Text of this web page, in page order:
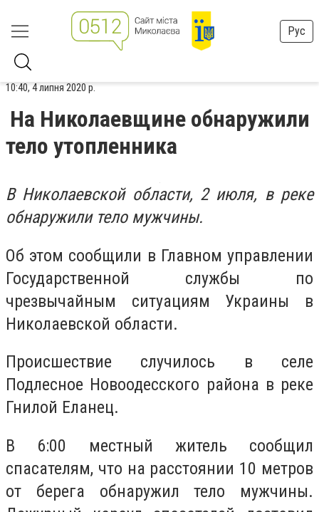
Рус
10:40, 4 липня 2020 р.
На Николаевщине обнаружили
тело утопленника
В Николаевской области, 2 июля, в реке
обнаружили тело мужчины.
Об этом сообщили в Главном управлении
Государственной службы по
чрезвычайным ситуациям Украины в
Николаевской области.
Происшествие случилось в селе
Подлесное Новоодесского района в реке
Гнилой Еланец.
В 6:00 местный житель сообщил
спасателям, что на расстоянии 10 метров
от берега обнаружил тело мужчины.